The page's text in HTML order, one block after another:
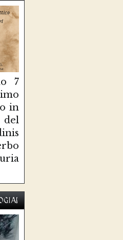
7
in
del